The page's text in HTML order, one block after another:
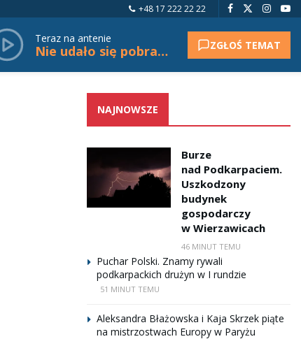
+48 17 222 22 22
Teraz na antenie
Nie udało się pobrać tytułu. ZGŁOŚ TEMAT
NAJNOWSZE
Burze
nad Podkarpaciem.
Uszkodzony
budynek
gospodarczy
w Wierzawicach
46 MINUT TEMU
Puchar Polski. Znamy rywali
podkarpackich drużyn w I rundzie
51 MINUT TEMU
Aleksandra Błażowska i Kaja Skrzek piąte
na mistrzostwach Europy w Paryżu